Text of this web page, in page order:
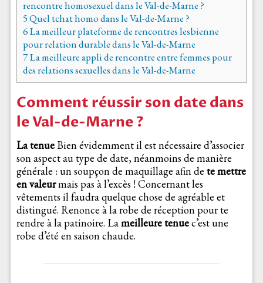
rencontre homosexuel dans le Val-de-Marne ?
5Quel tchat homo dans le Val-de-Marne ?
6La meilleur plateforme de rencontres lesbienne
pour relation durable dans le Val-de-Marne
7La meilleure appli de rencontre entre femmes pour
des relations sexuelles dans le Val-de-Marne
Comment réussir son date dans
le Val-de-Marne ?
La tenueBien évidemment il est nécessaire d’associer
son aspect au type de date, néanmoins de manière
générale : un soupçon de maquillage afin de te mettre
en valeurmais pas à l’excès ! Concernant les
vêtements il faudra quelque chose de agréable et
distingué. Renonce à la robe de réception pour te
rendre à la patinoire. Lameilleure tenuec’est une
robe d’été en saison chaude.